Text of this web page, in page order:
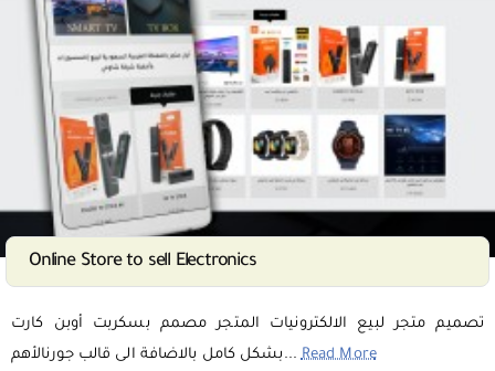
SALE
Online Store to sell Electronics
تصميم متجر لبيع الالكترونيات المتجر مصمم بسكربت أوبن كارت
بشكل كامل بالاضافة الى قالب جورنالأهم...Read More